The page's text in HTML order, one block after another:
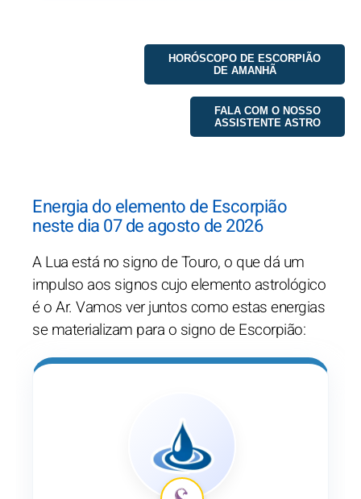
HORÓSCOPO DE ESCORPIÃO
DE AMANHÃ
FALA COM O NOSSO
ASSISTENTE ASTRO
Energia do elemento de Escorpião
neste dia 07 de agosto de 2026
A Lua está no signo de Touro, o que dá um
impulso aos signos cujo elemento astrológico
é o Ar. Vamos ver juntos como estas energias
se materializam para o signo de Escorpião: